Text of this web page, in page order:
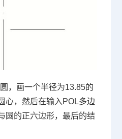
，画一个半径为13.85的
心，然后在输入POL多边
圆的正六边形，最后的结